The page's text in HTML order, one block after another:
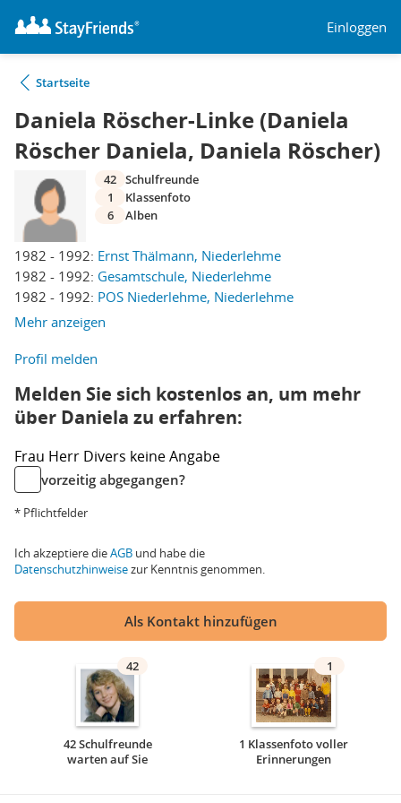
Einloggen
Startseite
Daniela Röscher-Linke (Daniela
Röscher Daniela, Daniela Röscher)
1982 - 1992: Ernst Thälmann, Niederlehme
1982 - 1992: Gesamtschule, Niederlehme
1982 - 1992: POS Niederlehme, Niederlehme
Mehr anzeigen
42 Schulfreunde
1
Klassenfoto
6
Alben
Profil melden
Melden Sie sich kostenlos an, um mehr
über Daniela zu erfahren:
Frau Herr Divers keine Angabe
vorzeitig abgegangen?
* Pflichtfelder
Ich akzeptiere dieAGB und habe die
Datenschutzhinweisezur Kenntnis genommen.
Als Kontakt hinzufügen
42
42 Schulfreunde
warten auf Sie
1
1 Klassenfoto voller
Erinnerungen